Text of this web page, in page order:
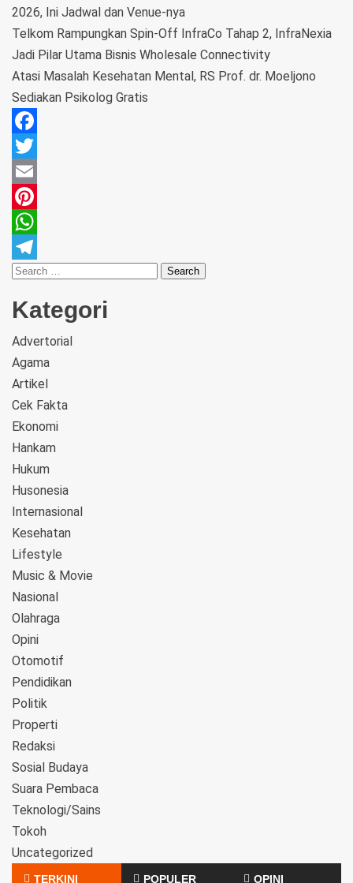
2026, Ini Jadwal dan Venue-nya
Telkom Rampungkan Spin-Off InfraCo Tahap 2, InfraNexia
Jadi Pilar Utama Bisnis Wholesale Connectivity
Atasi Masalah Kesehatan Mental, RS Prof. dr. Moeljono
Sediakan Psikolog Gratis
Facebook
Twitter
Email
Pinterest
WhatsApp
Telegram
Kategori
Advertorial
Agama
Artikel
Cek Fakta
Ekonomi
Hankam
Hukum
Husonesia
Internasional
Kesehatan
Lifestyle
Music & Movie
Nasional
Olahraga
Opini
Otomotif
Pendidikan
Politik
Properti
Redaksi
Sosial Budaya
Suara Pembaca
Teknologi/Sains
Tokoh
Uncategorized
TERKINI POPULER OPINI